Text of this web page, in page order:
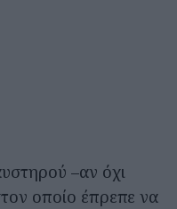
–αν όχι
οποίο έπρεπε να